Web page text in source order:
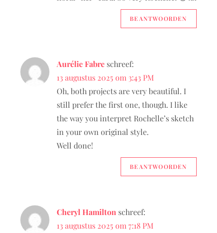
e
BEANTWOORDEN
Aurélie Fabre schreef:
13 augustus 2025 om 3:43 PM
Oh, both projects are very beautiful. I
still prefer the first one, though. I like
the way you interpret Rochelle’s sketch
in your own original style.
Well done!
BEANTWOORDEN
Cheryl Hamilton schreef:
13 augustus 2025 om 7:18 PM